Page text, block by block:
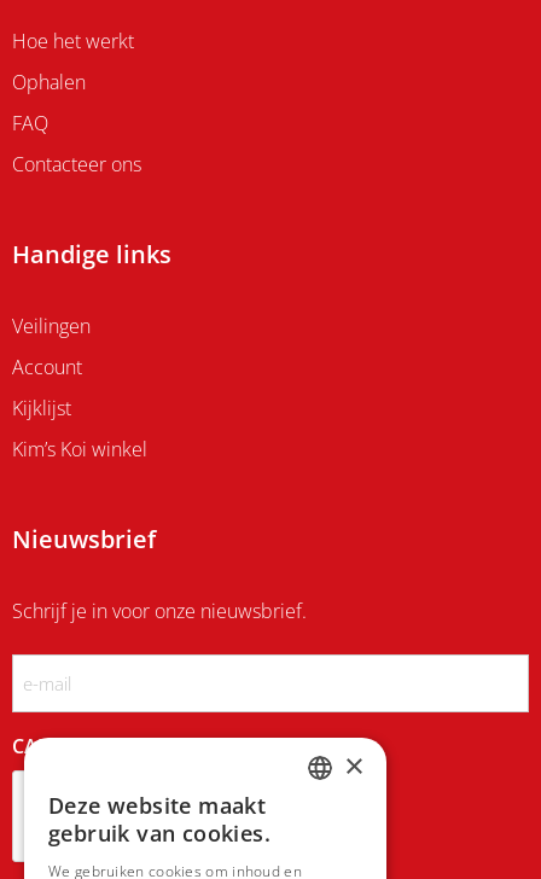
Hoe het werkt
Ophalen
FAQ
Contacteer ons
Handige links
Veilingen
Account
Kijklijst
Kim’s Koi winkel
Nieuwsbrief
Schrijf je in voor onze nieuwsbrief.
CAPTCHA ×
Deze website maakt
gebruik van cookies.
We gebruiken cookies om inhoud en